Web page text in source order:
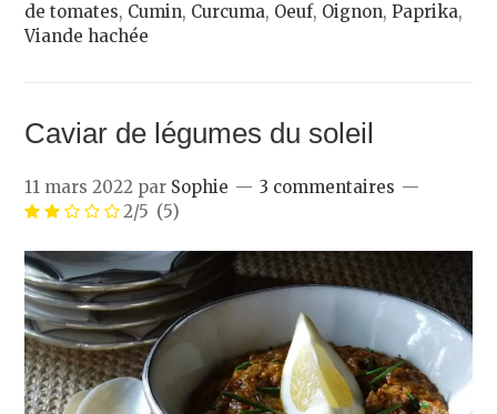
de tomates, Cumin, Curcuma, Oeuf, Oignon,Paprika,
Viande hachée
Caviar de légumes du soleil
11 mars 2022 par Sophie
3 commentaires
2/5 (5)